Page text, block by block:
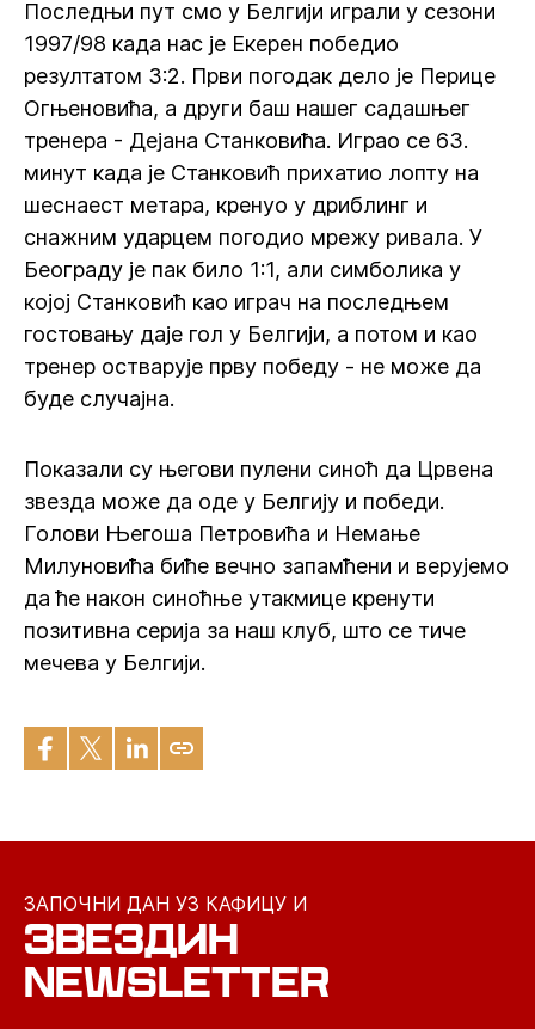
Последњи пут смо у Белгији играли у сезони
1997/98 када нас је Екерен победио
резултатом 3:2. Први погодак дело је Перице
Огњеновића, а други баш нашег садашњег
тренера - Дејана Станковића. Играо се 63.
минут када је Станковић прихатио лопту на
шеснаест метара, кренуо у дриблинг и
снажним ударцем погодио мрежу ривала. У
Београду је пак било 1:1, али симболика у
којој Станковић као играч на последњем
гостовању даје гол у Белгији, а потом и као
тренер остварује прву победу - не може да
буде случајна.
Показали су његови пулени синоћ да Црвена
звезда може да оде у Белгију и победи.
Голови Његоша Петровића и Немање
Милуновића биће вечно запамћени и верујемо
да ће након синоћње утакмице кренути
позитивна серија за наш клуб, што се тиче
мечева у Белгији.
ЗАПОЧНИ ДАН УЗ КАФИЦУ И
ЗВЕЗДИН
NEWSLETTER